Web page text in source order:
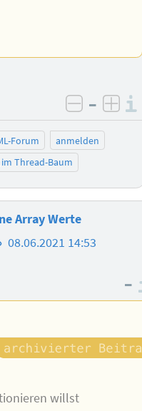
negativ
–
Forum
anmelden
Thread-Baum
Array Werte
08.06.2021 14:53
–
willst